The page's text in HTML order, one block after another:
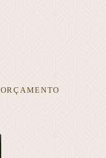
ORÇAMENTO